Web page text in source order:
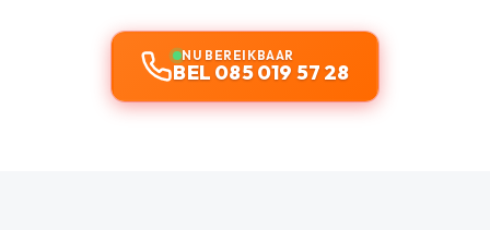
NU BEREIKBAAR
BEL 085 019 57 28